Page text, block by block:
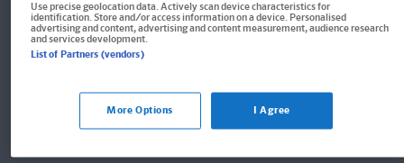
Buch
Format: 15,1 x 21,0 cm, 160 Seiten
16,90 CHF
Use precise geolocation data. Actively scan device characteristics for
identification. Store and/or access information on a device. Personalised
advertising and content, advertising and content measurement, audience research
and services development.
List of Partners (vendors)
More Options I Agree